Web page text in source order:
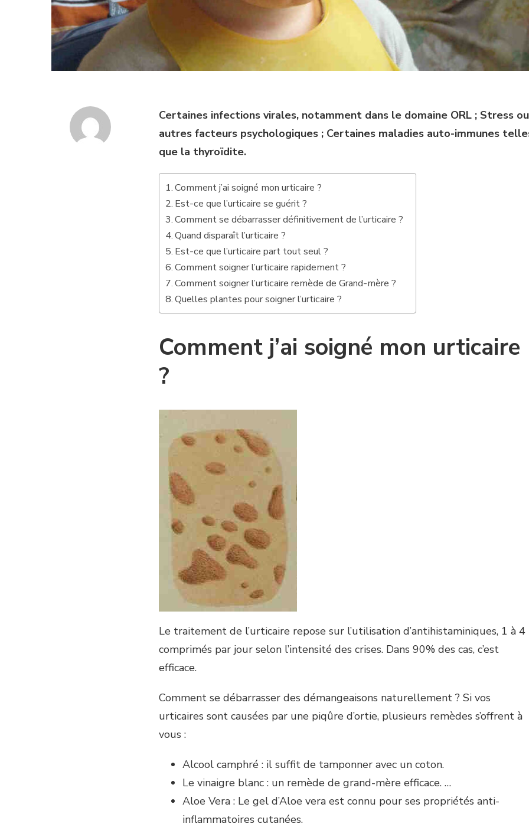
Certaines infections virales, notamment dans le domaine ORL ; Stress ou
autres facteurs psychologiques ; Certaines maladies auto-immunes
que la thyroïdite.
Comment j’ai soigné mon urticaire ?
Est-ce que l’urticaire se guérit ?
Comment se débarrasser définitivement de l’urticaire ?
Quand disparaît l’urticaire ?
Est-ce que l’urticaire part tout seul ?
Comment soigner l’urticaire rapidement ?
Comment soigner l’urticaire remède de Grand-mère ?
Quelles plantes pour soigner l’urticaire ?
Comment j’ai soigné mon urticaire
?
Le traitement de l’urticaire repose sur l’utilisation d’antihistaminiques, 1 à 4
comprimés par jour selon l’intensité des crises. Dans 90% des cas, c’est
efficace.
Comment se débarrasser des démangeaisons naturellement ? Si vos
urticaires sont causées par une piqûre d’ortie, plusieurs remèdes s’offrent à
vous :
Alcool camphré : il suffit de tamponner avec un coton.
Le vinaigre blanc : un remède de grand-mère efficace. …
Aloe Vera : Le gel d’Aloe vera est connu pour ses propriétés anti-
inflammatoires cutanées.